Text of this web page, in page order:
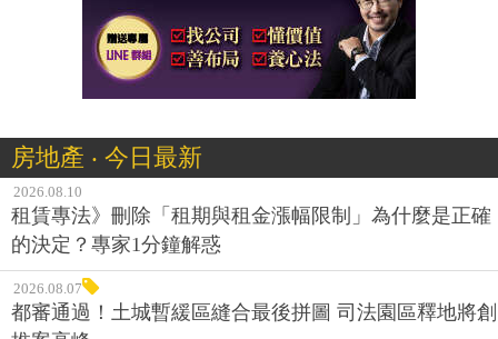
房地產 ‧ 今日最新
2026.08.10
租賃專法》刪除「租期與租金漲幅限制」為什麼是正確
的決定？專家1分鐘解惑
2026.08.07
都審通過！土城暫緩區縫合最後拼圖 司法園區釋地將創